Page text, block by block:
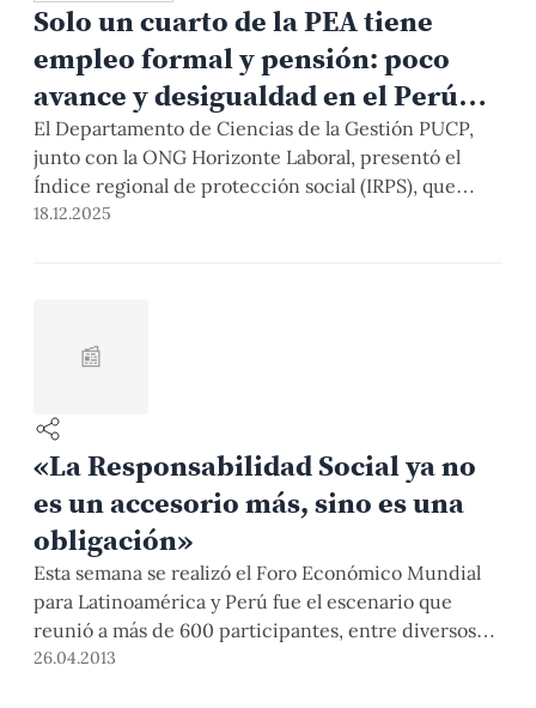
Solo un cuarto de la PEA tiene
empleo formal y pensión: poco
avance y desigualdad en el Perú
pospandemia
El Departamento de Ciencias de la Gestión PUCP,
junto con la ONG Horizonte Laboral, presentó el
Índice regional de protección social (IRPS), que
evalúa cómo está la población económicamente
18.12.2025
📰
«La Responsabilidad Social ya no
es un accesorio más, sino es una
obligación»
Esta semana se realizó el Foro Económico Mundial
para Latinoamérica y Perú fue el escenario que
reunió a más de 600 participantes, entre diversos
políticos, mandatarios y empresariado. La magíster
26.04.2013